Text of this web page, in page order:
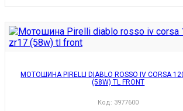
МОТОШИНА PIRELLI DIABLO ROSSO IV CORSA
(58W) TL FRONT
Код: 3977600